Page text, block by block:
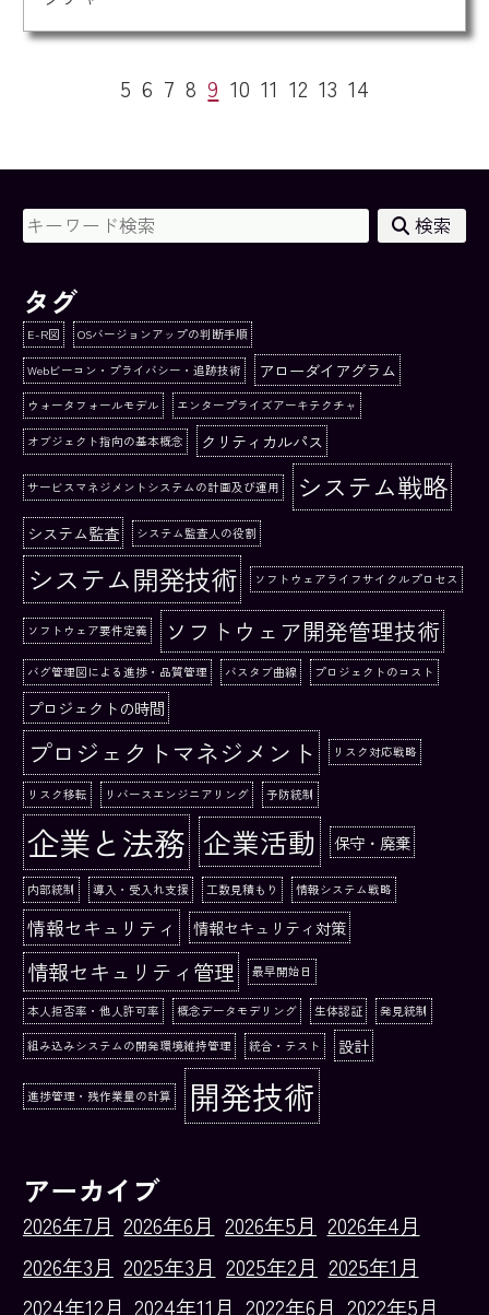
5 6 7 8 9 10 11 12 13 14
検索
タグ
E-R図 OSバージョンアップの判断手順
Webビーコン・プライバシー・追跡技術 アローダイアグラム
ウォータフォールモデル エンタープライズアーキテクチャ
オブジェクト指向の基本概念 クリティカルパス
サービスマネジメントシステムの計画及び運用 システム戦略
システム監査 システム監査人の役割
システム開発技術 ソフトウェアライフサイクルプロセス
ソフトウェア要件定義 ソフトウェア開発管理技術
バグ管理図による進捗・品質管理 バスタブ曲線 プロジェクトのコスト
プロジェクトの時間
プロジェクトマネジメント リスク対応戦略
リスク移転 リバースエンジニアリング 予防統制
企業と法務 企業活動 保守・廃棄
内部統制 導入・受入れ支援 工数見積もり 情報システム戦略
情報セキュリティ 情報セキュリティ対策
情報セキュリティ管理 最早開始日
本人拒否率・他人許可率 概念データモデリング 生体認証 発見統制
組み込みシステムの開発環境維持管理 統合・テスト 設計
進捗管理・残作業量の計算 開発技術
アーカイブ
2026年7月 2026年6月 2026年5月 2026年4月
2026年3月 2025年3月 2025年2月 2025年1月
2024年12月 2024年11月 2022年6月 2022年5月